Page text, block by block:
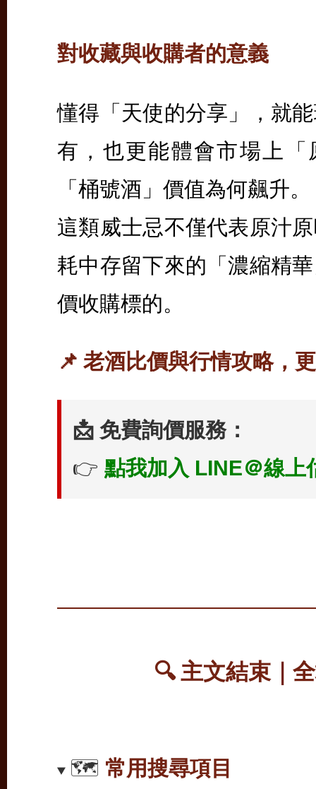
對收藏與收購者的意義
懂得「天使的分享」，就
有，也更能體會市場上
「桶號酒」價值為何飆升。
這類威士忌不僅代表原汁
耗中存留下來的「濃縮精
價收購標的。
📌 老酒比價與行情攻略，
📩 免費詢價服務：
👉 點我加入 LINE＠線上
🔍 主文結束｜
🗺️ 常用搜尋項目